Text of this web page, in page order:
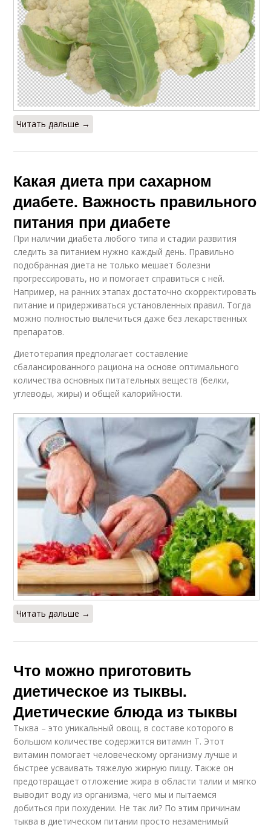
Читать дальше →
Какая диета при сахарном
диабете. Важность правильного
питания при диабете
При наличии диабета любого типа и стадии развития
следить за питанием нужно каждый день. Правильно
подобранная диета не только мешает болезни
прогрессировать, но и помогает справиться с ней.
Например, на ранних этапах достаточно скорректировать
питание и придерживаться установленных правил. Тогда
можно полностью вылечиться даже без лекарственных
препаратов.
Диетотерапия предполагает составление
сбалансированного рациона на основе оптимального
количества основных питательных веществ (белки,
углеводы, жиры) и общей калорийности.
Читать дальше →
Что можно приготовить
диетическое из тыквы.
Диетические блюда из тыквы
Тыква – это уникальный овощ, в составе которого в
большом количестве содержится витамин Т. Этот
витамин помогает человеческому организму лучше и
быстрее усваивать тяжелую жирную пищу. Также он
предотвращает отложение жира в области талии и мягко
выводит воду из организма, чего мы и пытаемся
добиться при похудении. Не так ли? По этим причинам
тыква в диетическом питании просто незаменимый